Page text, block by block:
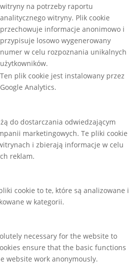
witryny na potrzeby raportu
analitycznego witryny. Plik cookie
przechowuje informacje anonimowo i
przypisuje losowo wygenerowany
numer w celu rozpoznania unikalnych
użytkowników.
Ten plik cookie jest instalowany przez
Google Analytics.
do dostarczania odwiedzającym
marketingowych. Te pliki cookie
i zbierają informacje w celu
reklam.
cookie to te, które są analizowane i
w kategorii.
necessary for the website to
ensure that the basic functions
website work anonymously.